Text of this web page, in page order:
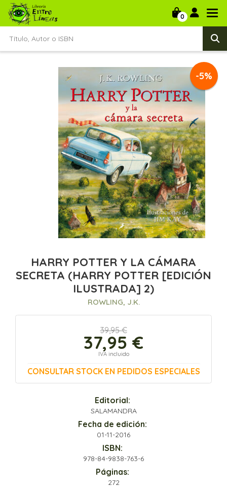
0
-5%
HARRY POTTER Y LA CÁMARA
SECRETA (HARRY POTTER [EDICIÓN
ILUSTRADA] 2)
ROWLING, J.K.
39,95 €
37,95 €
IVA incluido
CONSULTAR STOCK EN PEDIDOS ESPECIALES
Editorial:
SALAMANDRA
Fecha de edición:
01-11-2016
ISBN:
978-84-9838-763-6
Páginas:
272